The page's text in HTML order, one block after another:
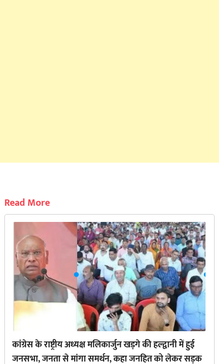
Read More
कांग्रेस के राष्ट्रीय अध्यक्ष मलिकार्जुन खड़गे की हल्द्वानी में हुई
जनसभा, जनता से मांगा समर्थन, कहा जनहित को लेकर सड़क